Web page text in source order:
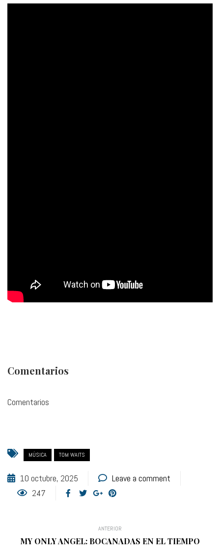
Comentarios
Comentarios
MÚSICA TOM WAITS
10 octubre, 2025
Leave a comment
247
ANTERIOR
MY ONLY ANGEL: BOCANADAS EN EL TIEMPO